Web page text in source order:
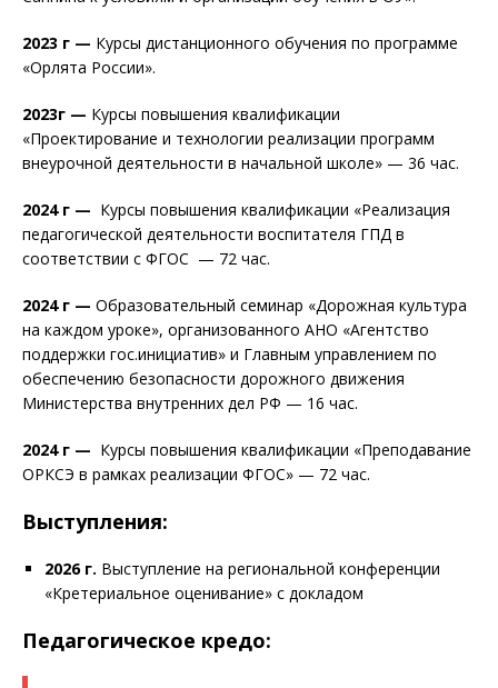
2023 г — Курсы дистанционного обучения по программе
«Орлята России».
2023г — Курсы повышения квалификации
«Проектирование и технологии реализации программ
внеурочной деятельности в начальной школе» — 36 час.
2024 г — Курсы повышения квалификации «Реализация
педагогической деятельности воспитателя ГПД в
соответствии с ФГОС — 72 час.
2024 г — Образовательный семинар «Дорожная культура
на каждом уроке», организованного АНО «Агентство
поддержки гос.инициатив» и Главным управлением по
обеспечению безопасности дорожного движения
Министерства внутренних дел РФ — 16 час.
2024 г — Курсы повышения квалификации «Преподавание
ОРКСЭ в рамках реализации ФГОС» — 72 час.
Выступления:
2026 г. Выступление на региональной конференции
«Кретериальное оценивание» с докладом
Педагогическое кредо: